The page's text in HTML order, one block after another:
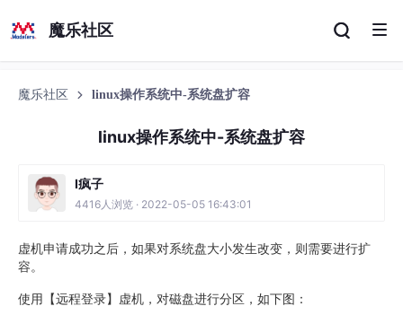
魔乐社区
魔乐社区 linux操作系统中-系统盘扩容
linux操作系统中-系统盘扩容
I疯子
4416人浏览 · 2022-05-05 16:43:01
虚机申请成功之后，如果对系统盘大小发生改变，则需要进行扩
容。
使用【远程登录】虚机，对磁盘进行分区，如下图：